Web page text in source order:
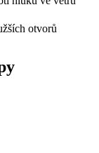
otvorů